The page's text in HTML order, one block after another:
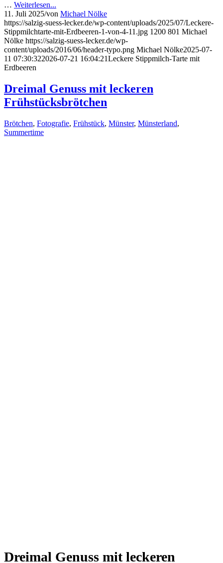
… Weiterlesen...
11. Juli 2025/von Michael Nölke
https://salzig-suess-lecker.de/wp-content/uploads/2025/07/Leckere-
Stippmilchtarte-mit-Erdbeeren-1-von-4-11.jpg 1200 801 Michael
Nölke https://salzig-suess-lecker.de/wp-
content/uploads/2016/06/header-typo.png Michael Nölke2025-07-
11 07:30:322026-07-21 16:04:21Leckere Stippmilch-Tarte mit
Erdbeeren
Dreimal Genuss mit leckeren
Frühstücksbrötchen
Brötchen, Fotografie, Frühstück, Münster, Münsterland,
Summertime
Dreimal Genuss mit leckeren